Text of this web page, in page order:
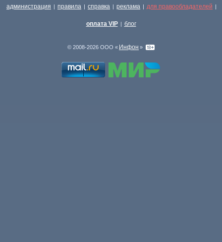
администрация | правила | справка | реклама | для правообладателей |
оплата VIP | блог
© 2008-2026 ООО « Инфон »